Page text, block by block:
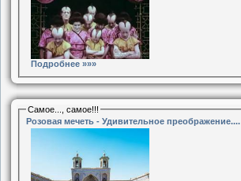
Подробнее »»»
Самое..., самое!!!
Розовая мечеть - Удивительное преображение....